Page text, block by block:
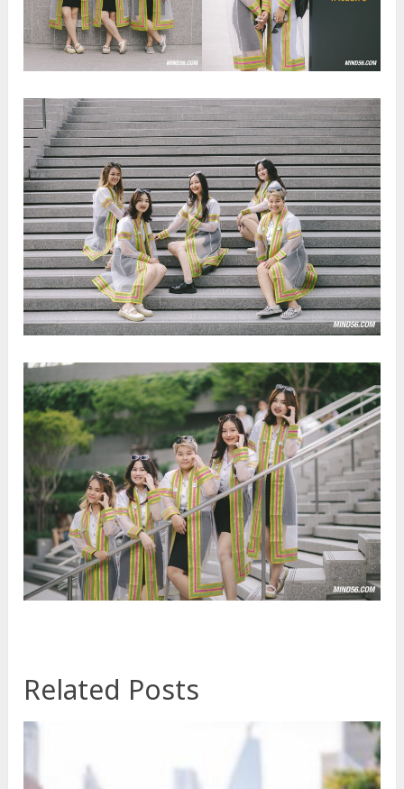
Related Posts